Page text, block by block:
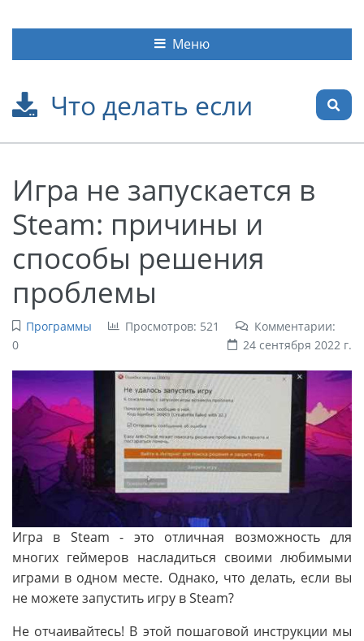
Что делать если
Меню
Игра не запускается в
Steam: причины и
способы решения
проблемы
Программы Просмотров: 521
Комментарии:
0
24 сентября 2022 г.
Игра в Steam - это отличная возможность для
многих геймеров насладиться своими любимыми
играми в одном месте. Однако, что делать, если вы
не можете запустить игру в Steam?
Не отчаивайтесь! В этой пошаговой инструкции мы